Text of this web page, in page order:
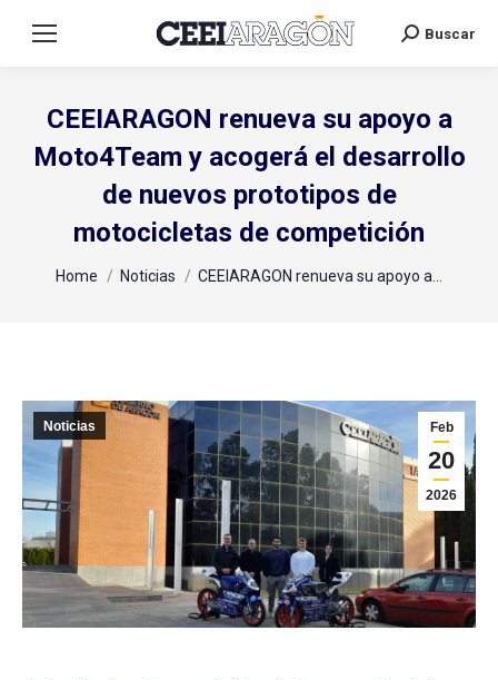
Search:
Buscar
CEEIARAGON renueva su apoyo a
Moto4Team y acogerá el desarrollo
de nuevos prototipos de
motocicletas de competición
You are here:
Home Noticias CEEIARAGON renueva su apoyo a…
Feb
20
2026
Noticias